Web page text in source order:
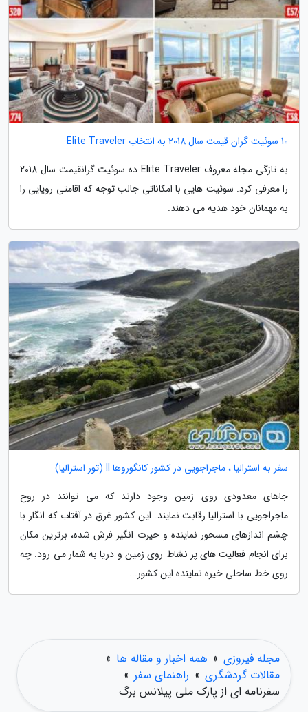
10 سوئیت گران قیمت سال 2018 به انتخاب Elite Traveler
به تازگی مجله معروف Elite Traveler ده سوئیت گرانقیمت سال 2018
را معرفی کرد. سوئیت هایی با امکاناتی جالب توجه که اقامتی رویایی را
به مهمانان خود هدیه می دهند.
سفر به استرالیا ، ماجراجویی در کشور کانگوروها !! (تور استرالیا)
جاهای معدودی روی زمین وجود دارند که می توانند در روح
ماجراجویی با استرالیا رقابت نمایند. این کشور غرق در آفتاب که انگار با
چشم اندازهای مسحور نماینده و حیرت انگیز فرش شده، برترین مکان
برای انجام فعالیت های پر نشاط روی زمین و دریا به شمار می رود. چه
روی خط ساحلی خیره نماینده این کشور...
مجله فیروزی » همه اخبار و مقاله ها »
مقالات گردشگری » راهنمای سفر »
سفرنامه ای از پارک ملی پیلانس برگ